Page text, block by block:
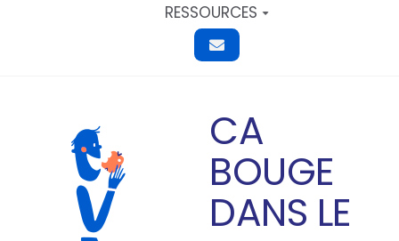
RESSOURCES
CA
BOUGE
DANS LE